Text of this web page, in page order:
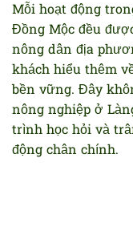
Mỗi hoạt động
Đồng Mộc đều
nông dân địa
khách hiểu thêm
bền vững. Đây
nông nghiệp ở
trình học hỏi và
động chân chính.